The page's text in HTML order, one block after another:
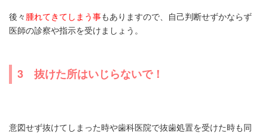
後々 腫れてきてしまう事もありますので、自己判断せずかならず
医師の診察や指示を受けましょう。
3 抜けた所はいじらないで！
意図せず抜けてしまった時や歯科医院で抜歯処置を受けた時も同